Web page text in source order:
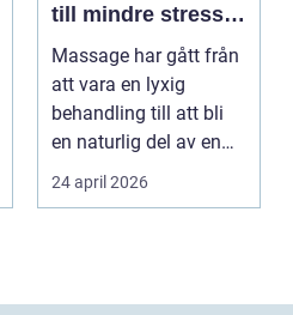
till mindre stress
och mer energi i
vardagen
Massage har gått från
att vara en lyxig
behandling till att bli
en naturlig del av en
hållbar livsst...
24 april 2026